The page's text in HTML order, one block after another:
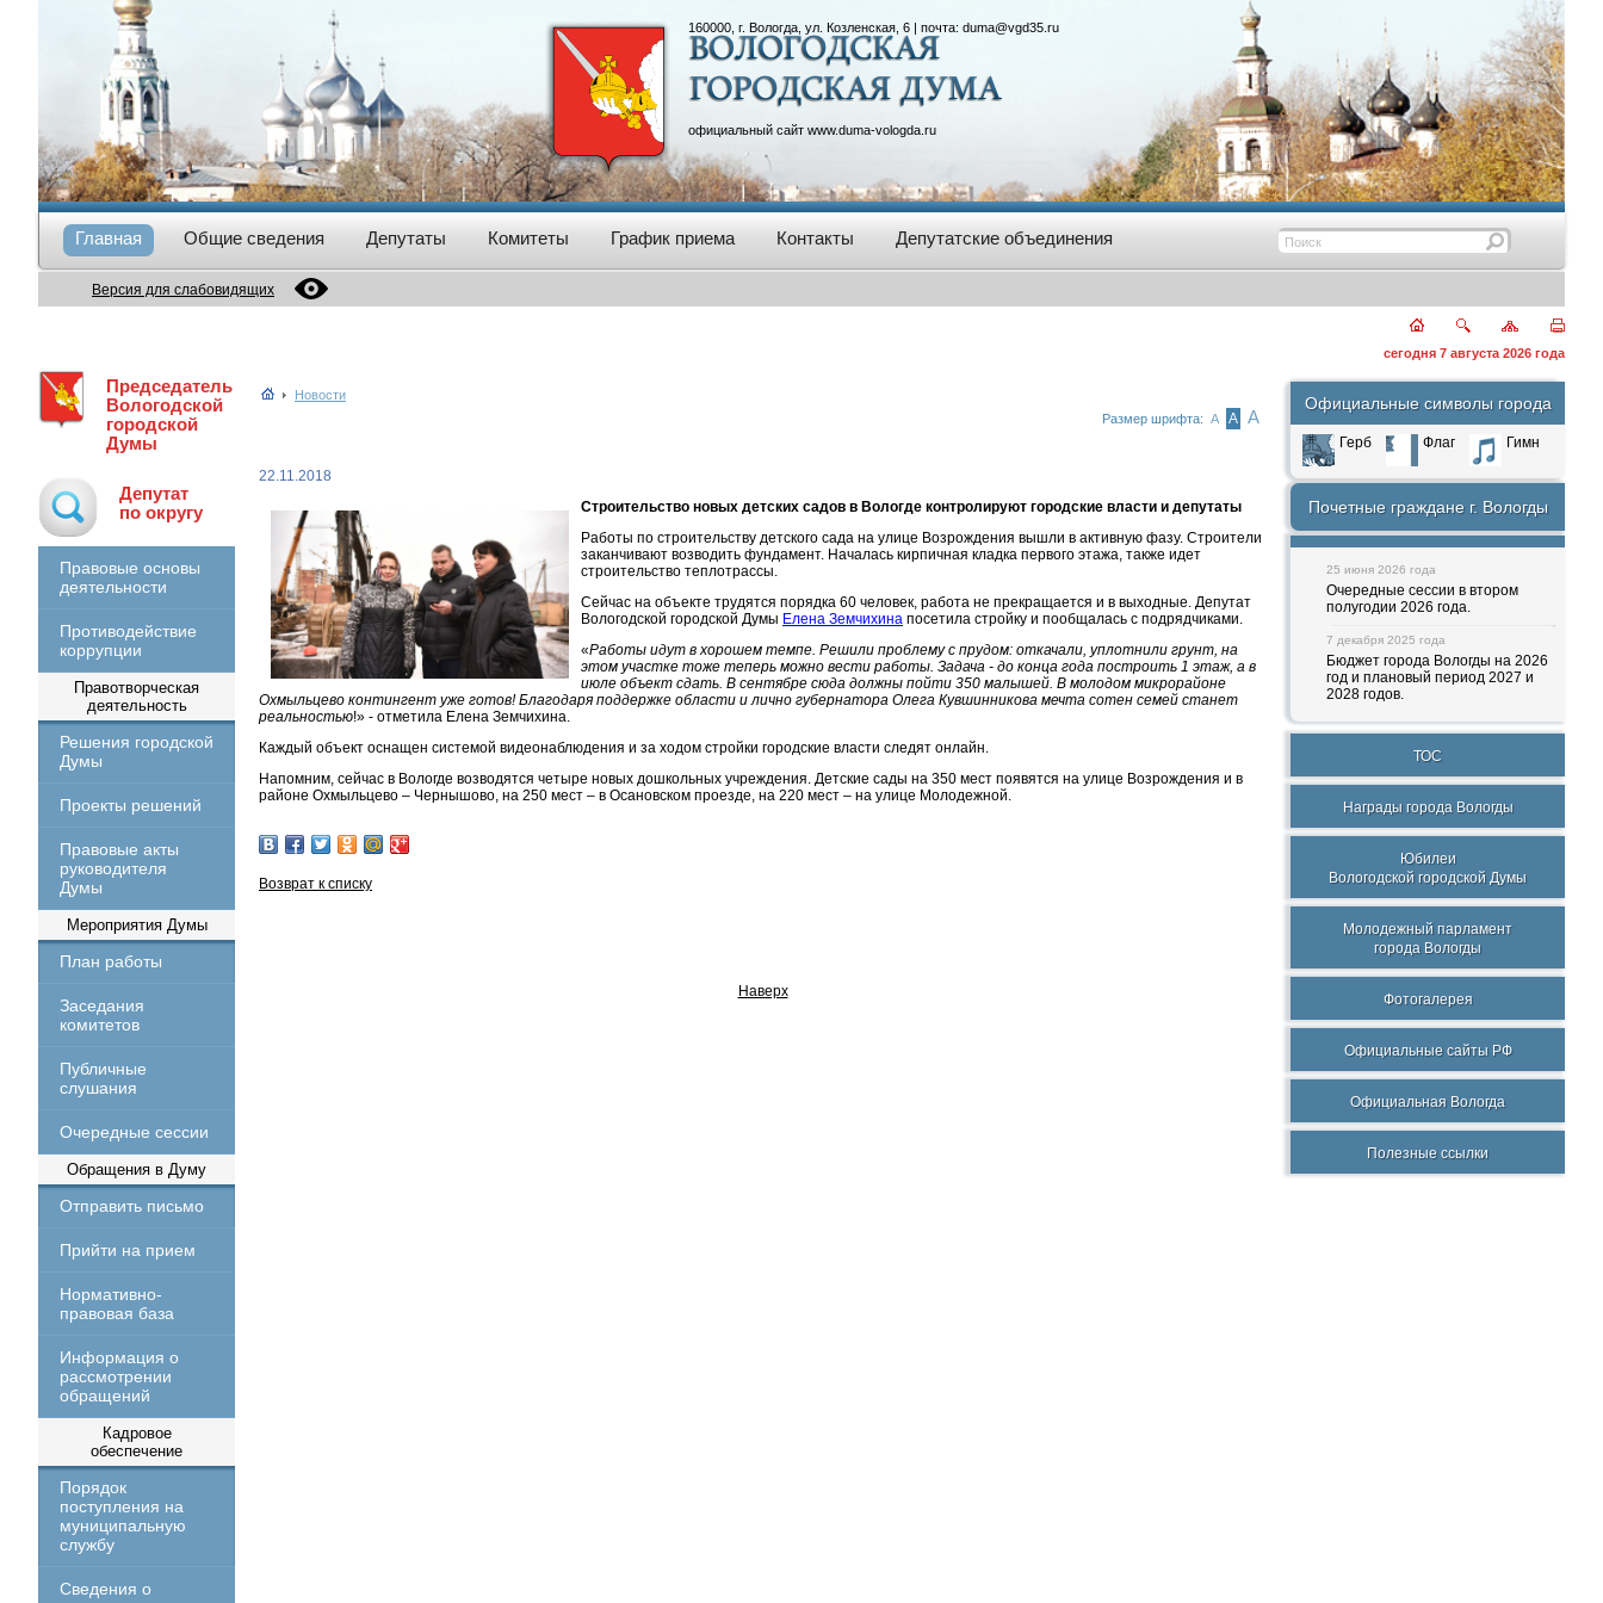
160000, г. Вологда, ул. Козленская, 6 | почта: duma@vgd35.ru
официальный сайт www.duma-vologda.ru
Главная Общие сведения Депутаты Комитеты График приема Контакты Депутатские объединения
Версия для слабовидящих
сегодня 7 августа 2026 года
Председатель
Вологодской
городской
Думы
Депутат
по округу
Правовые основы
деятельности
Противодействие
коррупции
Правотворческая
деятельность
Решения городской
Думы
Проекты решений
Правовые акты
руководителя
Думы
Мероприятия Думы
План работы
Заседания
комитетов
Публичные
слушания
Очередные сессии
Обращения в Думу
Отправить письмо
Прийти на прием
Нормативно-
правовая база
Информация о
рассмотрении
обращений
Кадровое
обеспечение
Порядок
поступления на
муниципальную
службу
Сведения о
Новости
Размер шрифта: А А А
22.11.2018
Строительство новых детских садов в Вологде контролируют городские власти и депутаты
Работы по строительству детского сада на улице Возрождения вышли в активную фазу. Строители
заканчивают возводить фундамент. Началась кирпичная кладка первого этажа, также идет
строительство теплотрассы.
Сейчас на объекте трудятся порядка 60 человек, работа не прекращается и в выходные. Депутат
Вологодской городской Думы Елена Земчихина посетила стройку и пообщалась с подрядчиками.
«Работы идут в хорошем темпе. Решили проблему с прудом: откачали, уплотнили грунт, на
этом участке тоже теперь можно вести работы. Задача - до конца года построить 1 этаж, а в
июле объект сдать. В сентябре сюда должны пойти 350 малышей. В молодом микрорайоне
Охмыльцево контингент уже готов! Благодаря поддержке области и лично губернатора Олега Кувшинникова мечта сотен семей станет
реальностью!» - отметила Елена Земчихина.
Каждый объект оснащен системой видеонаблюдения и за ходом стройки городские власти следят онлайн.
Напомним, сейчас в Вологде возводятся четыре новых дошкольных учреждения. Детские сады на 350 мест появятся на улице Возрождения и в
районе Охмыльцево – Чернышово, на 250 мест – в Осановском проезде, на 220 мест – на улице Молодежной.
Возврат к списку
Наверх
Официальные символы города
Герб Флаг Гимн
Почетные граждане г. Вологды
25 июня 2026 года
Очередные сессии в втором
полугодии 2026 года.
7 декабря 2025 года
Бюджет города Вологды на 2026
год и плановый период 2027 и
2028 годов.
ТОС
Награды города Вологды
Юбилеи
Вологодской городской Думы
Молодежный парламент
города Вологды
Фотогалерея
Официальные сайты РФ
Официальная Вологда
Полезные ссылки